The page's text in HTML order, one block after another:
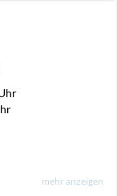
mehr anzeigen